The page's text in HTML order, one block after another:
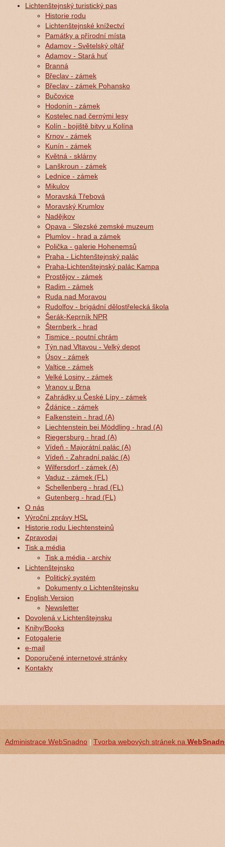
Lichtenštejnský turistický pas
Historie rodu
Lichtenštejnské knížectví
Památky a přírodní místa
Adamov - Světelský oltář
Adamov - Stará huť
Branná
Břeclav - zámek
Břeclav - zámek Pohansko
Bučovice
Hodonín - zámek
Kostelec nad černými lesy
Kolín - bojiště bitvy u Kolína
Krnov - zámek
Kunín - zámek
Květná - sklárny
Lanškroun - zámek
Lednice - zámek
Mikulov
Moravská Třebová
Moravský Krumlov
Nadějkov
Opava - Slezské zemské muzeum
Plumlov - hrad a zámek
Polička - galerie Hohenemsů
Praha - Lichtenštejnský palác
Praha-Lichtenštejnský palác Kampa
Prostějov - zámek
Radim - zámek
Ruda nad Moravou
Rudolfov - brigádní dělostřelecká škola
Šerák-Keprník NPR
Šternberk - hrad
Tismice - poutní chrám
Týn nad Vltavou - Velký depot
Úsov - zámek
Valtice - zámek
Velké Losiny - zámek
Vranov u Brna
Zahrádky u České Lípy - zámek
Ždánice - zámek
Falkenstein - hrad (A)
Liechtenstein bei Möddling - hrad (A)
Riegersburg - hrad (A)
Vídeň - Majorátní palác (A)
Vídeň - Zahradní palác (A)
Wilfersdorf - zámek (A)
Vaduz - zámek (FL)
Schellenberg - hrad (FL)
Gutenberg - hrad (FL)
O nás
Výroční zprávy HSL
Historie rodu Liechtensteinů
Zpravodaj
Tisk a média
Tisk a média - archiv
Lichtenštejnsko
Politický systém
Dokumenty o Lichtenštejnsku
English Version
Newsletter
Dovolená v Lichtenštejnsku
Knihy/Books
Fotogalerie
e-mail
Doporučené internetové stránky
Kontakty
Administrace WebSnadno | Tvorba webových stránek na